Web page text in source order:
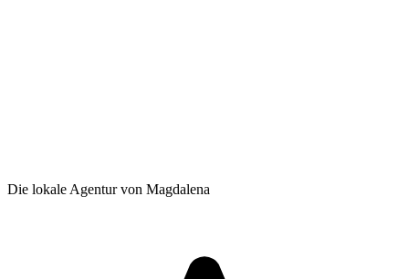
Die lokale Agentur von Magdalena